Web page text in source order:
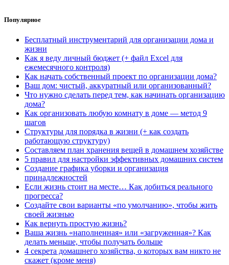
Популярное
Бесплатный инструментарий для организации дома и
жизни
Как я веду личный бюджет (+ файл Excel для
ежемесячного контроля)
Как начать собственный проект по организации дома?
Ваш дом: чистый, аккуратный или организованный?
Что нужно сделать перед тем, как начинать организацию
дома?
Как организовать любую комнату в доме — метод 9
шагов
Структуры для порядка в жизни (+ как создать
работающую структуру)
Составляем план хранения вещей в домашнем хозяйстве
5 правил для настройки эффективных домашних систем
Создание графика уборки и организация
принадлежностей
Если жизнь стоит на месте… Как добиться реального
прогресса?
Создайте свои варианты «по умолчанию», чтобы жить
своей жизнью
Как вернуть простую жизнь?
Ваша жизнь «наполненная» или «загруженная»? Как
делать меньше, чтобы получать больше
4 секрета домашнего хозяйства, о которых вам никто не
скажет (кроме меня)